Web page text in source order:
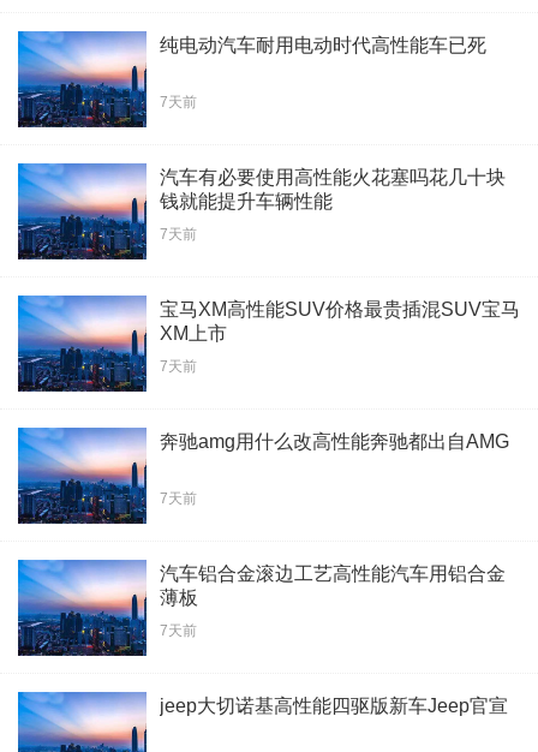
纯电动汽车耐用电动时代高性能车已死
7天前
汽车有必要使用高性能火花塞吗花几十块
钱就能提升车辆性能
7天前
宝马XM高性能SUV价格最贵插混SUV宝马
XM上市
7天前
奔驰amg用什么改高性能奔驰都出自AMG
7天前
汽车铝合金滚边工艺高性能汽车用铝合金
薄板
7天前
jeep大切诺基高性能四驱版新车Jeep官宣